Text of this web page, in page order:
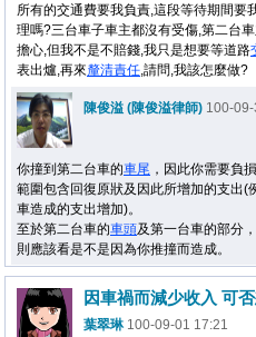
所有的交通費要我負責,這段等待期間要
理嗎?三台車子車主都沒有受傷,第二台
擔心,但我不是不賠錢,我只是想要等道路
表出爐,再來釐清責任,請問,我該怎麼做?
陳俊溢 (陳俊溢律師) 100-
你撞到第二台車的車尾 ，因此你需要負
範圍包含回復原狀及因此所增加的支出(
車造成的支出增加)。
至於第二台車的車頭及第一台車的部分
則應該看是不是因為你推撞而造成。
葉翠琳100-09-01 17:21